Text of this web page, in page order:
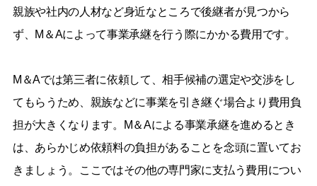
親族や社内の人材など身近なところで後継者が見つから
ず、M＆Aによって事業承継を行う際にかかる費用です。
M＆Aでは第三者に依頼して、相手候補の選定や交渉をし
てもらうため、親族などに事業を引き継ぐ場合より費用負
担が大きくなります。M＆Aによる事業承継を進めるとき
は、あらかじめ依頼料の負担があることを念頭に置いてお
きましょう。ここではその他の専門家に支払う費用につい